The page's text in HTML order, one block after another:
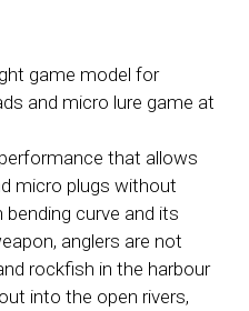
game model for
and micro lure game at
that allows
micro plugs without
curve and its
anglers are not
rockfish in the harbour
into the open rivers,